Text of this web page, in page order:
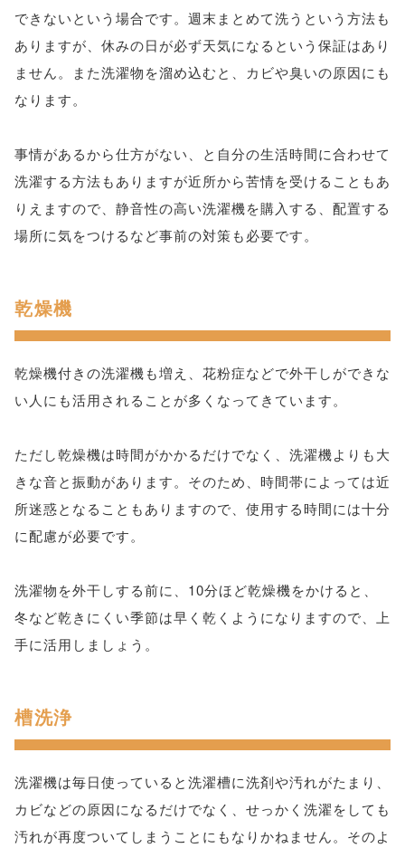
できないという場合です。週末まとめて洗うという方法も
ありますが、休みの日が必ず天気になるという保証はあり
ません。また洗濯物を溜め込むと、カビや臭いの原因にも
なります。
事情があるから仕方がない、と自分の生活時間に合わせて
洗濯する方法もありますが近所から苦情を受けることもあ
りえますので、静音性の高い洗濯機を購入する、配置する
場所に気をつけるなど事前の対策も必要です。
乾燥機
乾燥機付きの洗濯機も増え、花粉症などで外干しができな
い人にも活用されることが多くなってきています。
ただし乾燥機は時間がかかるだけでなく、洗濯機よりも大
きな音と振動があります。そのため、時間帯によっては近
所迷惑となることもありますので、使用する時間には十分
に配慮が必要です。
洗濯物を外干しする前に、10分ほど乾燥機をかけると、
冬など乾きにくい季節は早く乾くようになりますので、上
手に活用しましょう。
槽洗浄
洗濯機は毎日使っていると洗濯槽に洗剤や汚れがたまり、
カビなどの原因になるだけでなく、せっかく洗濯をしても
汚れが再度ついてしまうことにもなりかねません。そのよ